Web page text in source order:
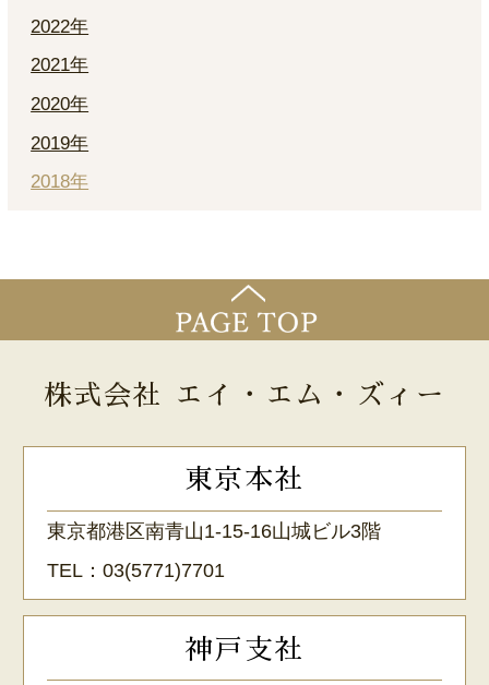
2022年
2021年
2020年
2019年
2018年
株式会社 エイ・エム・ズィー
東京本社
東京都港区南青山1-15-16山城ビル3階
TEL：03(5771)7701
神戸支社